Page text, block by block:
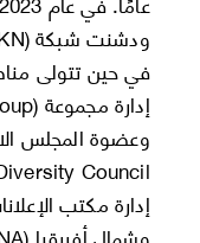
في حين تتولى
إدارة مكتب